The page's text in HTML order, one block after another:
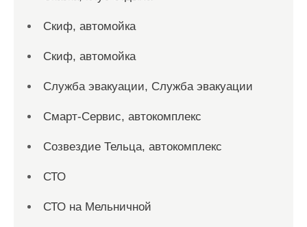
Скиф, автомойка
Скиф, автомойка
Служба эвакуации, Служба эвакуации
Смарт-Сервис, автокомплекс
Созвездие Тельца, автокомплекс
СТО
СТО на Мельничной